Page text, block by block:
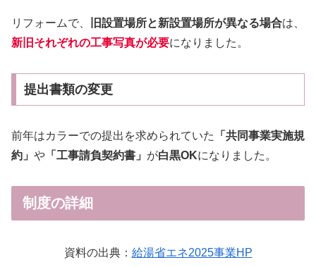
リフォームで、 旧設置場所と新設置場所が異なる場合は、
新旧それぞれの工事写真が必要になりました。
提出書類の変更
前年はカラーでの提出を求められていた
「共同事業実施規
約」 や 「工事請負契約書」 が白黒OKになりました。
制度の詳細
資料の出典： 給湯省エネ2025事業HP